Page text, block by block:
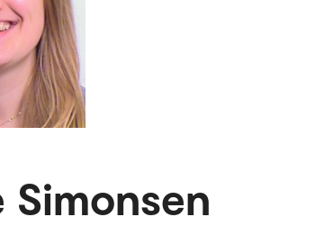
Simonsen